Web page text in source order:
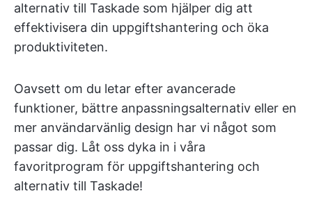
alternativ till Taskade som hjälper dig att
effektivisera din uppgiftshantering och öka
produktiviteten.
Oavsett om du letar efter avancerade
funktioner, bättre anpassningsalternativ eller en
mer användarvänlig design har vi något som
passar dig. Låt oss dyka in i våra
favoritprogram för uppgiftshantering och
alternativ till Taskade!